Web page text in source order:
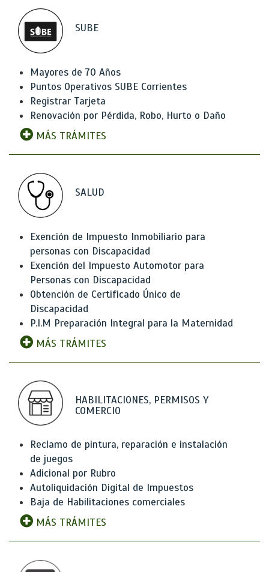
SUBE
Mayores de 70 Años
Puntos Operativos SUBE Corrientes
Registrar Tarjeta
Renovación por Pérdida, Robo, Hurto o Daño
MÁS TRÁMITES
SALUD
Exención de Impuesto Inmobiliario para
personas con Discapacidad
Exención del Impuesto Automotor para
Personas con Discapacidad
Obtención de Certificado Único de
Discapacidad
P.I.M Preparación Integral para la Maternidad
MÁS TRÁMITES
HABILITACIONES, PERMISOS Y
COMERCIO
Reclamo de pintura, reparación e instalación
de juegos
Adicional por Rubro
Autoliquidación Digital de Impuestos
Baja de Habilitaciones comerciales
MÁS TRÁMITES